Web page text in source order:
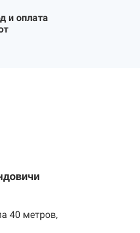
и оплата
40 метров,